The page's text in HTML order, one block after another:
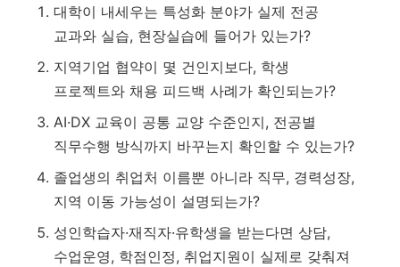
대학이 내세우는 특성화 분야가 실제 전공
교과와 실습, 현장실습에 들어가 있는가?
지역기업 협약이 몇 건인지보다, 학생
프로젝트와 채용 피드백 사례가 확인되는가?
AI·DX 교육이 공통 교양 수준인지, 전공별
직무수행 방식까지 바꾸는지 확인할 수 있는가?
졸업생의 취업처 이름뿐 아니라 직무, 경력성장,
지역 이동 가능성이 설명되는가?
성인학습자·재직자·유학생을 받는다면 상담,
수업운영, 학점인정, 취업지원이 실제로 갖춰져